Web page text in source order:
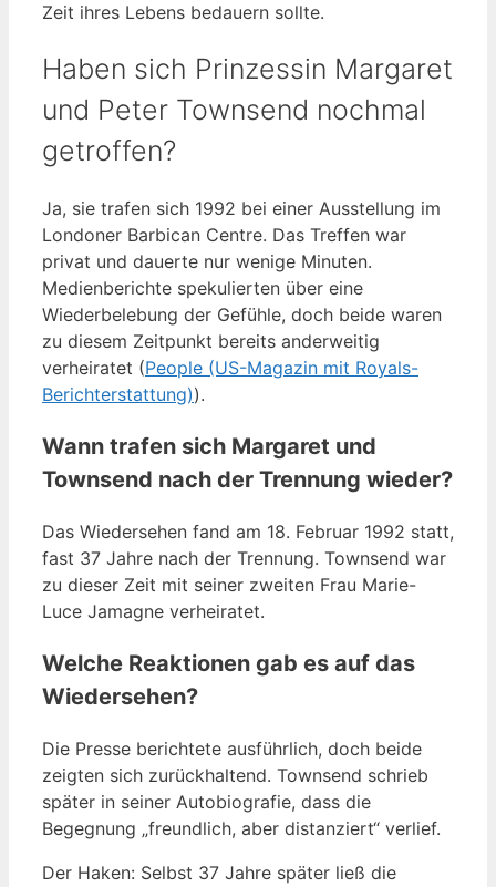
Zeit ihres Lebens bedauern sollte.
Haben sich Prinzessin Margaret
und Peter Townsend nochmal
getroffen?
Ja, sie trafen sich 1992 bei einer Ausstellung im
Londoner Barbican Centre. Das Treffen war
privat und dauerte nur wenige Minuten.
Medienberichte spekulierten über eine
Wiederbelebung der Gefühle, doch beide waren
zu diesem Zeitpunkt bereits anderweitig
verheiratet (People (US-Magazin mit Royals-
Berichterstattung)).
Wann trafen sich Margaret und
Townsend nach der Trennung wieder?
Das Wiedersehen fand am 18. Februar 1992 statt,
fast 37 Jahre nach der Trennung. Townsend war
zu dieser Zeit mit seiner zweiten Frau Marie-
Luce Jamagne verheiratet.
Welche Reaktionen gab es auf das
Wiedersehen?
Die Presse berichtete ausführlich, doch beide
zeigten sich zurückhaltend. Townsend schrieb
später in seiner Autobiografie, dass die
Begegnung „freundlich, aber distanziert“ verlief.
Der Haken: Selbst 37 Jahre später ließ die